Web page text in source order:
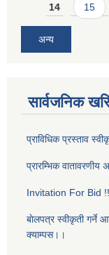
14 15
अन्य
सार्वजनिक
प्राविधिक प्रस्ताव
प्रारम्भिक
Invitation For Bid
बाेलपत्र स्वीकृती गर्ने
क्याम्पस।।